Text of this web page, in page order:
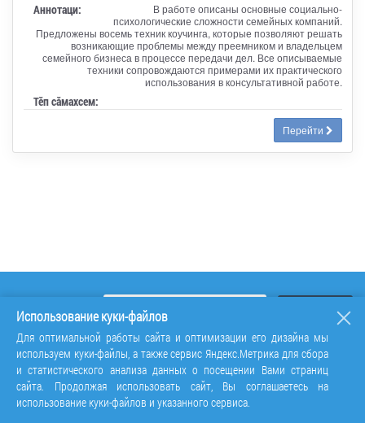
Аннотаци:
В работе описаны основные социально-
психологические сложности семейных компаний.
Предложены восемь техник коучинга, которые позволяют решать
возникающие проблемы между преемником и владельцем
семейного бизнеса в процессе передачи дел. Все описываемые
техники сопровождаются примерами их практического
использования в консультативной работе.
Тӗп сӑмахсем:
Перейти
Использование куки-файлов
Для оптимальной работы сайта и оптимизации его дизайна мы
используем куки-файлы, а также сервис Яндекс.Метрика для сбора
и статистического анализа данных о посещении Вами страниц
сайта. Продолжая использовать сайт, Вы соглашаетесь на
использование куки-файлов и указанного сервиса.